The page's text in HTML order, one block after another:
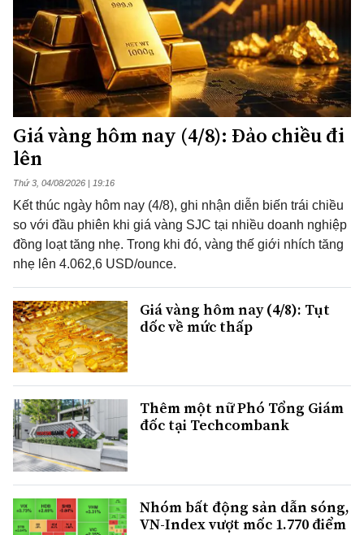
Giá vàng hôm nay (4/8): Đảo chiều đi
lên
Thứ 3, 04/08/2026 | 19:16
Kết thúc ngày hôm nay (4/8), ghi nhận diễn biến trái chiều
so với đầu phiên khi giá vàng SJC tại nhiều doanh nghiệp
đồng loạt tăng nhẹ. Trong khi đó, vàng thế giới nhích tăng
nhẹ lên 4.062,6 USD/ounce.
Giá vàng hôm nay (4/8): Tụt
dốc về mức thấp
Thêm một nữ Phó Tổng Giám
đốc tại Techcombank
Nhóm bất động sản dẫn sóng,
VN-Index vượt mốc 1.770 điểm